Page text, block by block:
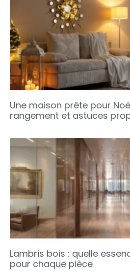
Une maison prête pour
rangement et astuces
Lambris bois : quelle
pour chaque pièce